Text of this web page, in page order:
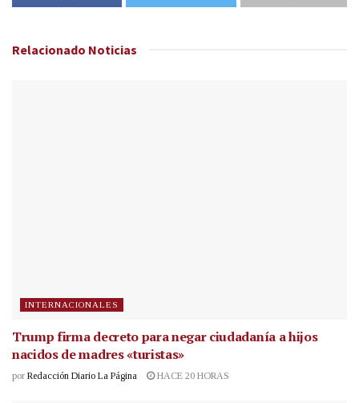
Relacionado Noticias
INTERNACIONALES
Trump firma decreto para negar ciudadanía a hijos
nacidos de madres «turistas»
por Redacción Diario La Página HACE 20 HORAS